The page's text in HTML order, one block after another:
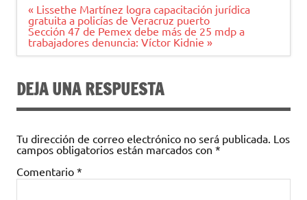
Navegación
de
entradas
« Lissethe Martínez logra capacitación jurídica
gratuita a policías de Veracruz puerto
Sección 47 de Pemex debe más de 25 mdp a
trabajadores denuncia: Víctor Kidnie »
DEJA UNA RESPUESTA
Tu dirección de correo electrónico no será publicada. Los
campos obligatorios están marcados con *
Comentario *